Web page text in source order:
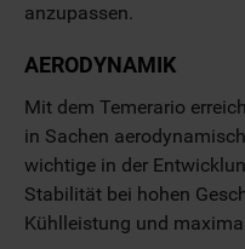
anzupassen.
AERODYNAMIK
Mit dem Temerario
in Sachen
wichtige in der
Stabilität bei hohen
Kühlleistung und